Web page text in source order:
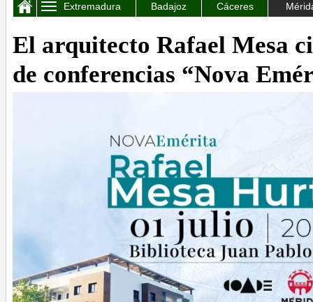
Extremadura Badajoz Cáceres
El arquitecto Rafael Mesa
de conferencias “Nova